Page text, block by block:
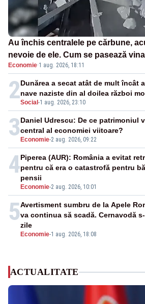
Au închis centralele pe cărbune,
nevoie de ele. Cum se pasează
energetică
Economie·1 aug. 2026, 18:11
2Social -1 aug. 2026, 23:10
Dunărea a secat atât de mult încât
nave naziste din al doilea război
3 Economie-2 aug. 2026, 09:22
Daniel Udrescu: De ce patrimoniul
central al economiei viitoare?
4
Economie-2 aug. 2026, 10:01
Piperea (AUR): România a evitat
pentru că era o catastrofă pentru
pensii
5
Economie-1 aug. 2026, 18:08
Avertisment sumbru de la Apele
va continua să scadă. Cernavodă
zile
ACTUALITATE